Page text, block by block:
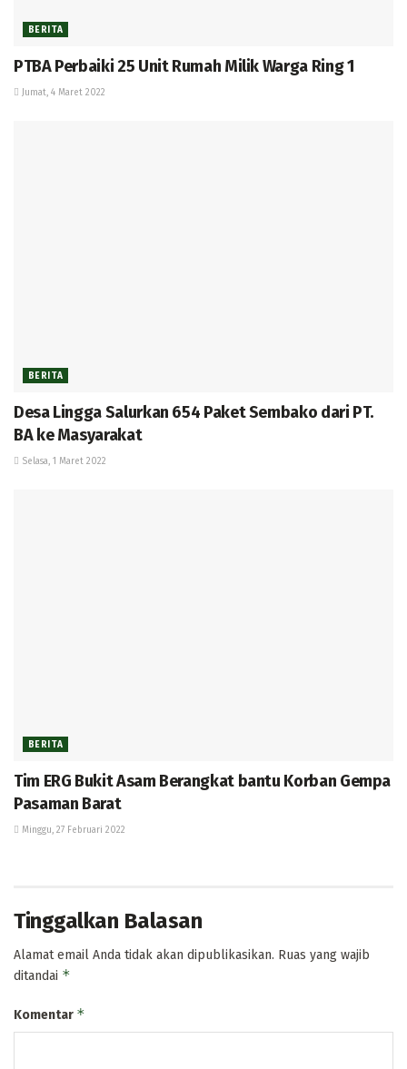
BERITA
PTBA Perbaiki 25 Unit Rumah Milik Warga Ring 1
Jumat, 4 Maret 2022
BERITA
Desa Lingga Salurkan 654 Paket Sembako dari PT.
BA ke Masyarakat
Selasa, 1 Maret 2022
BERITA
Tim ERG Bukit Asam Berangkat bantu Korban Gempa
Pasaman Barat
Minggu, 27 Februari 2022
Tinggalkan Balasan
Alamat email Anda tidak akan dipublikasikan. Ruas yang wajib
ditandai *
Komentar *